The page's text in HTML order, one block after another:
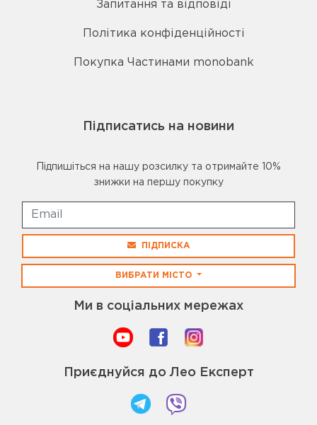
Запитання та відповіді
Політика конфіденційності
Покупка Частинами monobank
Підписатись на новини
Підпишіться на нашу розсилку та отримайте 10%
знижки на першу покупку
ПІДПИСКА
ВИБРАТИ МІСТО
Ми в соціальних мережах
Приєднуйся до Лео Експерт